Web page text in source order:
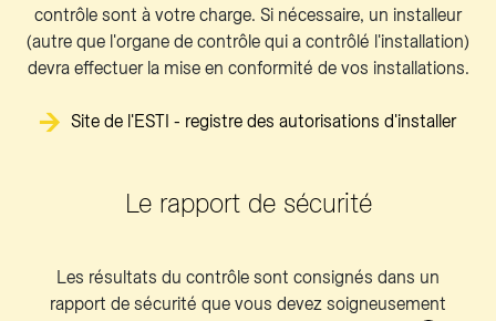
contrôle sont à votre charge. Si nécessaire, un installeur
(autre que l'organe de contrôle qui a contrôlé l'installation)
devra effectuer la mise en conformité de vos installations.
Site de l'ESTI - registre des autorisations d'installer
Le rapport de sécurité
Les résultats du contrôle sont consignés dans un
rapport de sécurité que vous devez soigneusement